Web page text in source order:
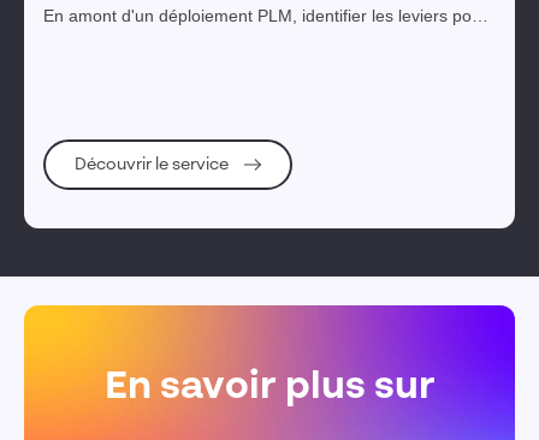
En amont d'un déploiement PLM, identifier les leviers pour
Découvrir le service
En savoir plus sur